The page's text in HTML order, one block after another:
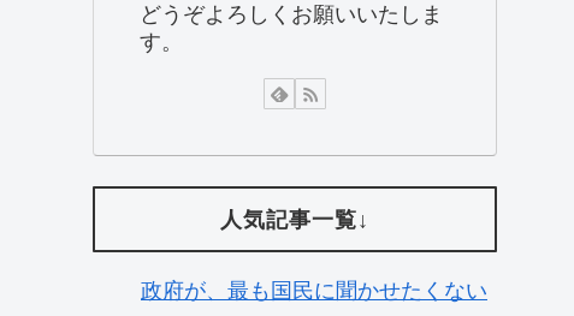
どうぞよろしくお願いいたしま
す。
人気記事一覧↓
政府が、最も国民に聞かせたくない